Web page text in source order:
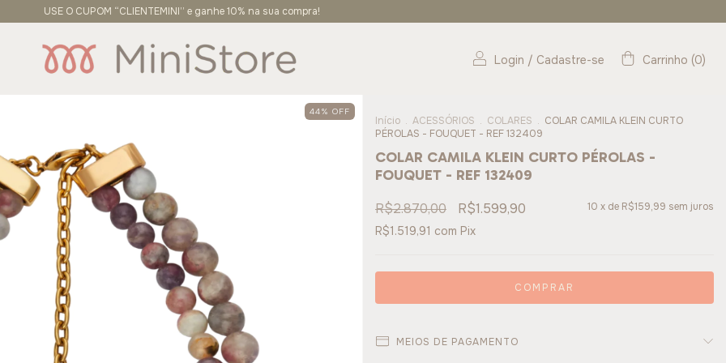
USE O CUPOM “CLIENTEMINI” e ganhe 10% na sua compra!
Login / Cadastre-se Carrinho (0)
44% OFF
Início . ACESSÓRIOS . COLARES . COLAR CAMILA KLEIN CURTO
PÉROLAS - FOUQUET - REF 132409
COLAR CAMILA KLEIN CURTO PÉROLAS -
FOUQUET - REF 132409
R$2.870,00 R$1.599,90 10 x de R$159,99 sem juros
R$1.519,91 com Pix
MEIOS DE PAGAMENTO